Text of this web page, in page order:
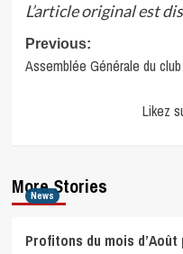
L’article original est
Post
navigation
Previous:
Assemblée Générale du club
Likez
More Stories
News
Profitons du mois